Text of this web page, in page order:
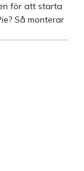
för att starta
Så monterar